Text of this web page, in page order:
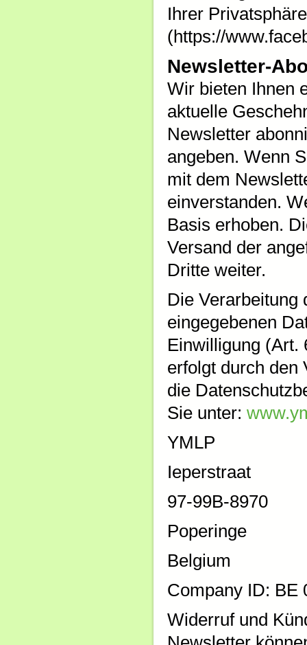
Ihrer
(https://
Newsletter-
Wir bieten Ihnen
aktuelle
Newsletter
angeben. Wenn
mit dem
einverstanden.
Basis erhoben.
Versand der
Dritte weiter.
Die Verarbeitung
eingegebenen
Einwilligung
erfolgt durch den
die
Sie unter:
YMLP
Ieperstraat
97-99B-8970
Poperinge
Belgium
Company ID: BE
Widerruf und